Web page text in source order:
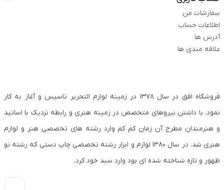
سفارشات من
اطلاعات حساب
آدرس ها
علاقه مندی ها
فروشگاه افق در سال ۱۳۷۸ در زمینه لوازم التحریر تاسیس و آغاز به کار
نمود. با داشتن نیروهای متخصص در زمینه هنری و رابطه نزدیک با اساتید
و هنرمندان مطرح آن زمان کم کم وارد رشته های تخصصی هنر و لوازم
هنری شد. در سال ۱۳۸۰ لوازم و ابزار رشته تخصصی چاپ دستی که رشته نو
ظهور و تازه شناخته شده ای بود وارد سبد خود کرد.